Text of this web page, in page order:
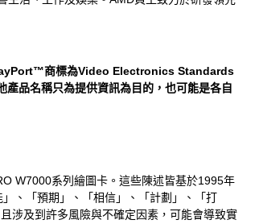
商標為Video Electronics Standards
品名稱只為提供資訊為目的，也可能是各自
W7000系列繪圖卡。這些陳述皆基於1995年
、「預期」、「相信」、「計劃」、「打
涉及到許多風險與不確定因素，可能會導致實